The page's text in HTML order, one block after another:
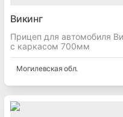
Викинг
Прицеп для автомобиля
с каркасом 700мм
Могилевская обл.